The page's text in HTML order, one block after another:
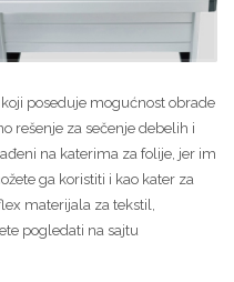
poseduje mogućnost obrade
rešenje za sečenje debelih i
na katerima za folije, jer im
ga koristiti i kao kater za
materijala za tekstil,
pogledati na sajtu